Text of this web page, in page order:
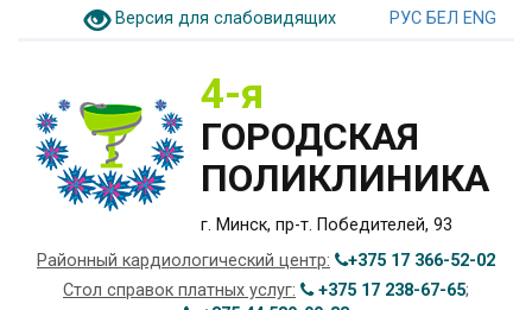
Версия для слабовидящих РУС БЕЛ ENG
4-я
ГОРОДСКАЯ
ПОЛИКЛИНИКА
г. Минск, пр-т. Победителей, 93
Районный кардиологический центр:
+375 17 366-52-02
Стол справок платных услуг:
+375 17 238-67-65;